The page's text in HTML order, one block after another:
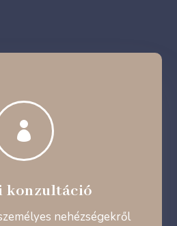

konzultáció
nehézségekről